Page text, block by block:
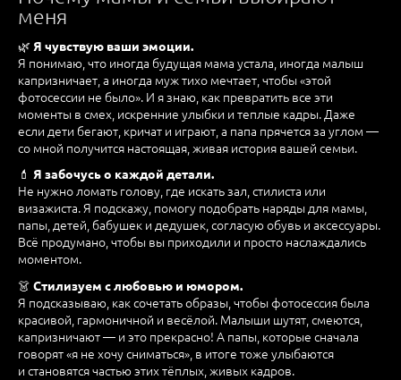
меня
🌿 Я чувствую ваши эмоции.
Я понимаю, что иногда будущая мама устала, иногда малыш
капризничает, а иногда муж тихо мечтает, чтобы «этой
фотосессии не было». И я знаю, как превратить все эти
моменты в смех, искренние улыбки и теплые кадры. Даже
если дети бегают, кричат и играют, а папа прячется за углом —
со мной получится настоящая, живая история вашей семьи.
💄 Я забочусь о каждой детали.
Не нужно ломать голову, где искать зал, стилиста или
визажиста. Я подскажу, помогу подобрать наряды для мамы,
папы, детей, бабушек и дедушек, согласую обувь и аксессуары.
Всё продумано, чтобы вы приходили и просто наслаждались
моментом.
👗 Стилизуем с любовью и юмором.
Я подсказываю, как сочетать образы, чтобы фотосессия была
красивой, гармоничной и весёлой. Малыши шутят, смеются,
капризничают — и это прекрасно! А папы, которые сначала
говорят «я не хочу сниматься», в итоге тоже улыбаются
и становятся частью этих тёплых, живых кадров.